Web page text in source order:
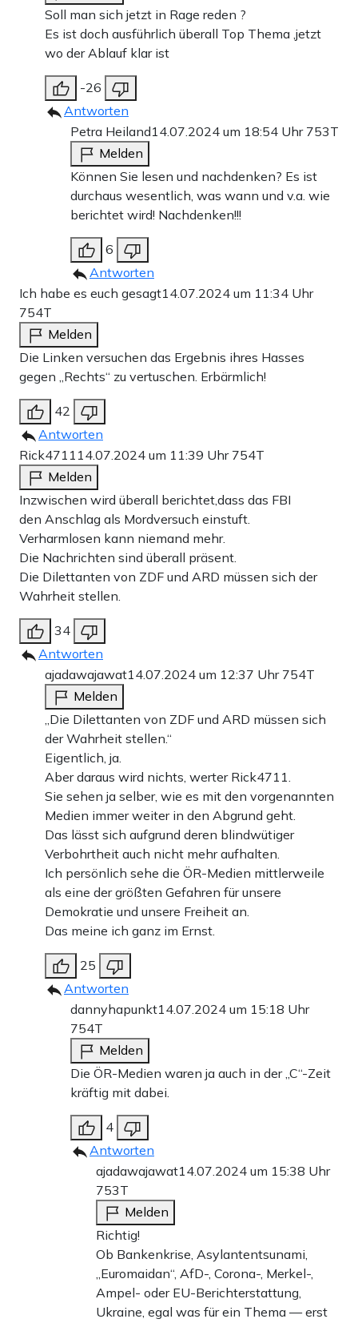
Soll man sich jetzt in Rage reden ?
Es ist doch ausführlich überall Top Thema ,jetzt
wo der Ablauf klar ist
-26
Antworten
Petra Heiland14.07.2024 um 18:54 Uhr 753T
Melden
Können Sie lesen und nachdenken? Es ist
durchaus wesentlich, was wann und v.a. wie
berichtet wird! Nachdenken!!!
6
Antworten
Ich habe es euch gesagt14.07.2024 um 11:34 Uhr
754T
Melden
Die Linken versuchen das Ergebnis ihres Hasses
gegen „Rechts“ zu vertuschen. Erbärmlich!
42
Antworten
Rick4711 14.07.2024 um 11:39 Uhr 754T
Melden
Inzwischen wird überall berichtet,dass das FBI
den Anschlag als Mordversuch einstuft.
Verharmlosen kann niemand mehr.
Die Nachrichten sind überall präsent.
Die Dilettanten von ZDF und ARD müssen sich der
Wahrheit stellen.
34
Antworten
ajadawajawat14.07.2024 um 12:37 Uhr 754T
Melden
„Die Dilettanten von ZDF und ARD müssen sich
der Wahrheit stellen.“
Eigentlich, ja.
Aber daraus wird nichts, werter Rick4711.
Sie sehen ja selber, wie es mit den vorgenannten
Medien immer weiter in den Abgrund geht.
Das lässt sich aufgrund deren blindwütiger
Verbohrtheit auch nicht mehr aufhalten.
Ich persönlich sehe die ÖR-Medien mittlerweile
als eine der größten Gefahren für unsere
Demokratie und unsere Freiheit an.
Das meine ich ganz im Ernst.
25
Antworten
dannyhapunkt14.07.2024 um 15:18 Uhr
754T
Melden
Die ÖR-Medien waren ja auch in der „C“-Zeit
kräftig mit dabei.
4
Antworten
ajadawajawat14.07.2024 um 15:38 Uhr
753T
Melden
Richtig!
Ob Bankenkrise, Asylantentsunami,
„Euromaidan“, AfD-, Corona-, Merkel-,
Ampel- oder EU-Berichterstattung,
Ukraine, egal was für ein Thema — erst